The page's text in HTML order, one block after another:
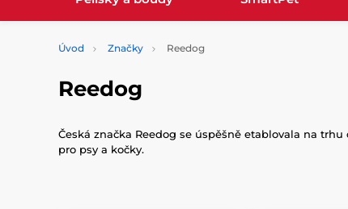
Úvod Značky Reedog
Reedog
Česká značka Reedog se úspěšně etablovala na
pro psy a kočky.